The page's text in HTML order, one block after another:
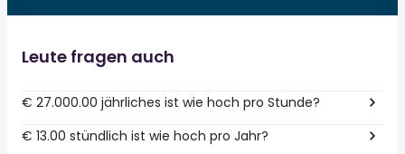
Leute fragen auch
€ 27.000.00 jährliches ist wie hoch pro Stunde?
€ 13.00 stündlich ist wie hoch pro Jahr?